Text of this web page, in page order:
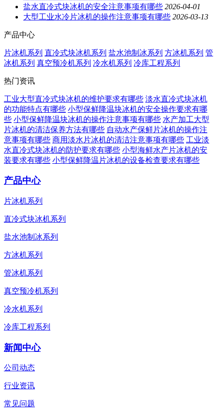
盐水直冷式块冰机的安全注意事项有哪些 2026-04-01
大型工业水冷片冰机的操作注意事项有哪些 2026-03-13
产品中心
片冰机系列 直冷式块冰机系列 盐水池制冰系列 方冰机系列 管
冰机系列 真空预冷机系列 冷水机系列 冷库工程系列
热门资讯
工业大型直冷式块冰机的维护要求有哪些 淡水直冷式块冰机
的功能特点有哪些 小型保鲜降温块冰机的安全操作要求有哪
些 小型保鲜降温块冰机的操作注意事项有哪些 水产加工大型
片冰机的清洁保养方法有哪些 自动水产保鲜片冰机的操作注
意事项有哪些 商用淡水片冰机的清洁注意事项有哪些 工业淡
水直冷式块冰机的防护要求有哪些 小型海鲜水产片冰机的安
装要求有哪些 小型保鲜降温片冰机的设备检查要求有哪些
产品中心
片冰机系列
直冷式块冰机系列
盐水池制冰系列
方冰机系列
管冰机系列
真空预冷机系列
冷水机系列
冷库工程系列
新闻中心
公司动态
行业资讯
常见问题